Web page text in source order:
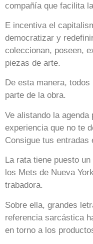
compañía que facilita
E incentiva el
democratizar y
coleccionan, poseen,
piezas de arte.
De esta manera,
parte de la obra.
Ve alistando la
experiencia que no te
Consigue tus entradas
La rata tiene puesto
los Mets de Nueva
trabadora.
Sobre ella, grandes
referencia sarcástica
en torno a los